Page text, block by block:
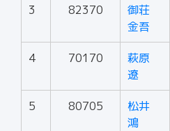
3 82370
御荘
金吾
4 70170
萩原
遼
5 80705
松井
鴻